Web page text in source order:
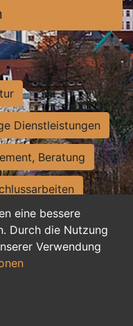
eine bessere
Durch die Nutzung
Verwendung
Dienstleistungen
Beratung